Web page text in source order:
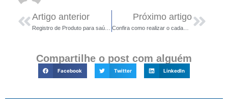
Artigo anterior Próximo artigo
Compartilhe o post com alguém
Facebook Twitter LinkedIn